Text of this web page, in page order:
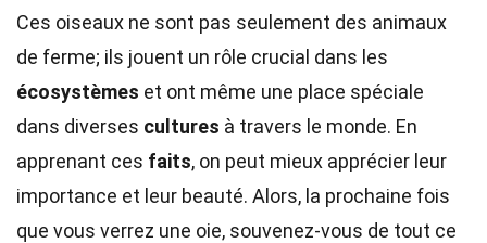
Ces oiseaux ne sont pas seulement des animaux
de ferme; ils jouent un rôle crucial dans les
écosystèmes et ont même une place spéciale
dans diverses cultures à travers le monde. En
apprenant ces faits, on peut mieux apprécier leur
importance et leur beauté. Alors, la prochaine fois
que vous verrez une oie, souvenez-vous de tout ce